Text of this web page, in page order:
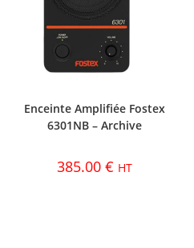
Enceinte Amplifiée Fostex
6301NB – Archive
385.00€ HT